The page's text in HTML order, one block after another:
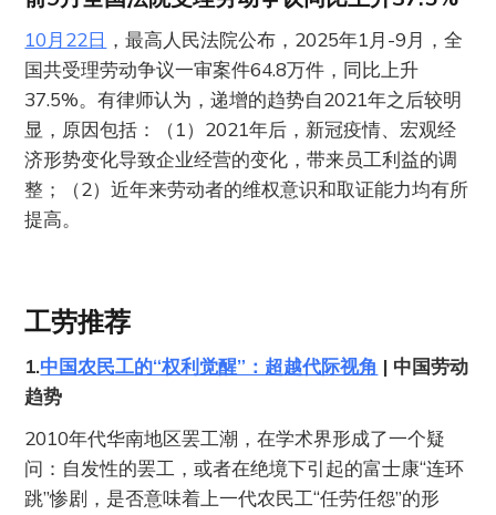
10月22日 ，最高人民法院公布，2025年1月-9月，全
国共受理劳动争议一审案件64.8万件，同比上升
37.5%。有律师认为，递增的趋势自2021年之后较明
显，原因包括：（1）2021年后，新冠疫情、宏观经
济形势变化导致企业经营的变化，带来员工利益的调
整；（2）近年来劳动者的维权意识和取证能力均有所
提高。
工劳推荐
1.中国农民工的“权利觉醒”：超越代际视角 | 中国劳动
趋势
2010年代华南地区罢工潮，在学术界形成了一个疑
问：自发性的罢工，或者在绝境下引起的富士康“连环
跳”惨剧，是否意味着上一代农民工“任劳任怨”的形